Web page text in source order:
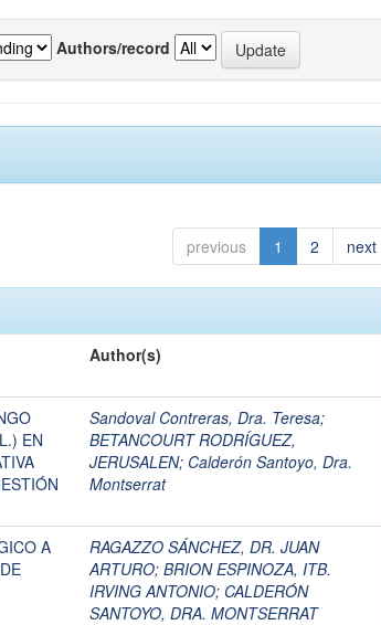
Authors/record
previous 1 2 next
Author(s)
EN
Sandoval Contreras, Dra. Teresa;
BETANCOURT RODRÍGUEZ,
JERUSALEN; Calderón Santoyo, Dra.
Montserrat
A
RAGAZZO SÁNCHEZ, DR. JUAN
ARTURO; BRION ESPINOZA, ITB.
IRVING ANTONIO; CALDERÓN
SANTOYO, DRA. MONTSERRAT